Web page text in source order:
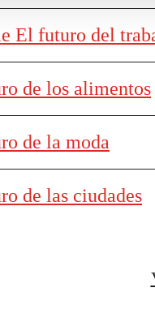
El futuro del
de los alimentos
de la moda
de las ciudades